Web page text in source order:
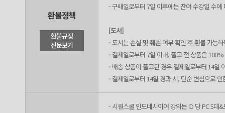
환불정책
환불규정
전문보기
- 구매일로부터 7일 이후에는 잔여 수강일 수
[도서]
- 도서는 손실 및 훼손 여부 확인 후 환불 가능
- 결제일로부터 7일 이내, 출고 전 상품은
- 배송 상품이 출고된 경우 결제일로부터 14일
- 결제일로부터 14일 경과 시, 단순 변심으로
- 시원스쿨 인도네시아어 강의는 ID 당 PC 5대